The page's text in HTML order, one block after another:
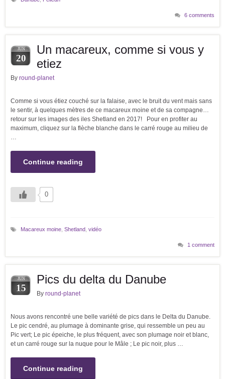
6 comments
JUN
20
Un macareux, comme si vous y
etiez
By round-planet
Comme si vous étiez couché sur la falaise, avec le bruit du vent mais sans
le sentir, à quelques mètres de ce macareux moine et de sa compagne…
retour sur les images des iles Shetland en 2017! Pour en profiter au
maximum, cliquez sur la flèche blanche dans le carré rouge au milieu de
Continue reading
0
Macareux moine Shetland vidéo
1 comment
JUN
15
Pics du delta du Danube
By round-planet
Nous avons rencontré une belle variété de pics dans le Delta du Danube.
Le pic cendré, au plumage à dominante grise, qui ressemble un peu au
Pic vert; Le pic épeiche, le plus fréquent, avec son plumage noir et blanc,
et un carré rouge sur la nuque pour le Mâle ; Le pic noir, plus …
Continue reading